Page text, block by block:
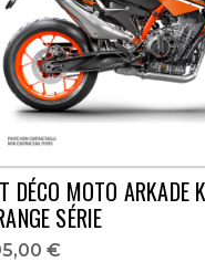
DÉCO MOTO ARKADE
SÉRIE
€